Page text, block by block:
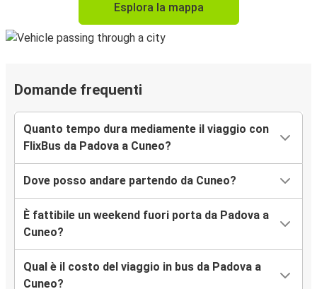
Esplora la mappa
Domande frequenti
Quanto tempo dura mediamente il viaggio con
FlixBus da Padova a Cuneo?
Dove posso andare partendo da Cuneo?
È fattibile un weekend fuori porta da Padova a
Cuneo?
Qual è il costo del viaggio in bus da Padova a
Cuneo?